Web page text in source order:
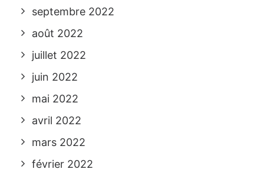
septembre 2022
août 2022
juillet 2022
juin 2022
mai 2022
avril 2022
mars 2022
février 2022